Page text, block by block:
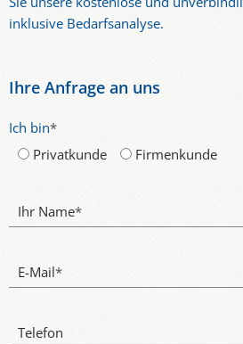
inklusive Bedarfsanalyse.
Ihre Anfrage an uns
Ich bin*
Privatkunde
Firmenkunde
Ihr Name*
E-Mail*
Telefon